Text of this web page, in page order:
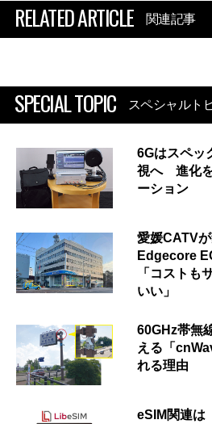
RELATED ARTICLE 関連記事
SPECIAL TOPIC スペシャルト
6Gはスペッ
視へ 進化を
ーション
愛媛CATV
Edgecore
「コストも
いい」
60GHz帯無
える「
れる理由
eSIM関連は